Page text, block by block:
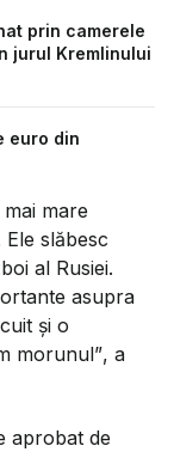
prin camerele
jurul Kremlinului
euro din
mare
slăbesc
al Rusiei.
asupra
și o
morunul”, a
aprobat de